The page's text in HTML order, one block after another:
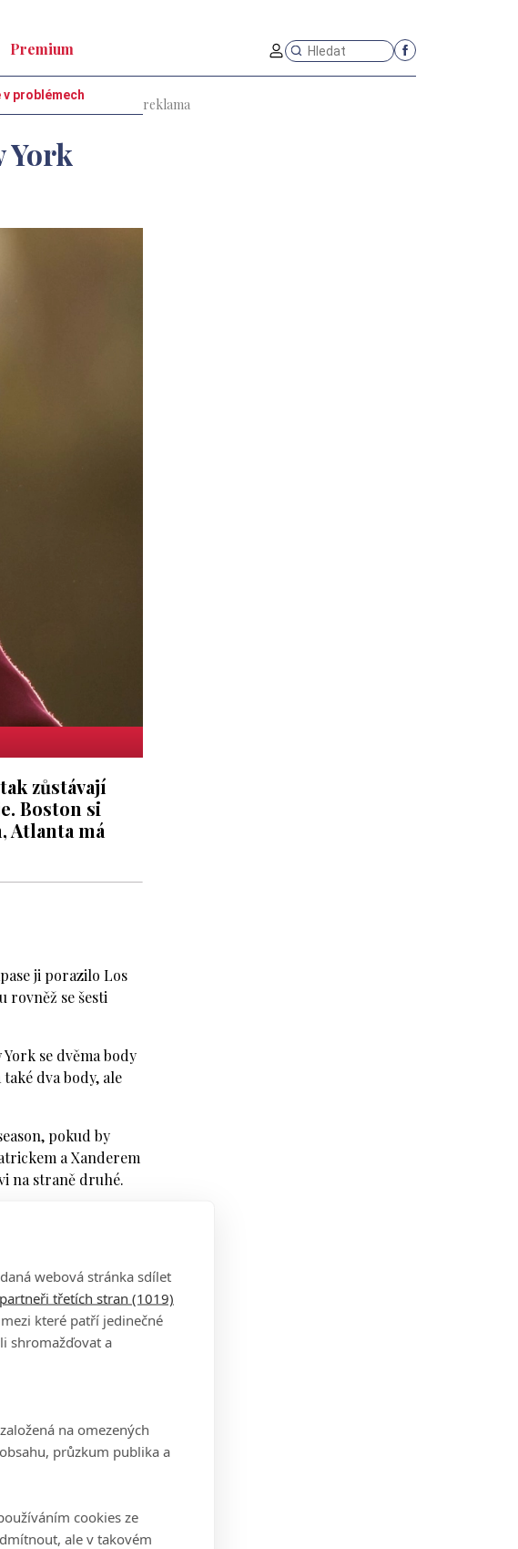
webová stránka sdílet
třetích stran (1019)
které patří jedinečné
shromažďovat a
na omezených
průzkum publika a
cookies ze
ale v takovém
Premium
problémech
York
zůstávají
Boston si
Atlanta má
ji porazilo Los
rovněž se šesti
se dvěma body
dva body, ale
pokud by
a Xanderem
na straně druhé.
The Bay, který
hráči The Bay,
Na
Naopak
které jsme ale
Common
McIlroy
Bradley. Na
ve hře.